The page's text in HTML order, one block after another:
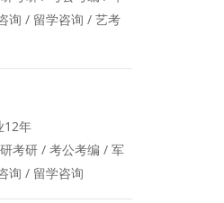
询 / 留学咨询 / 艺考
12年
考研 / 考公考编 / 军
询 / 留学咨询